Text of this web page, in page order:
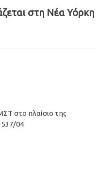
στη Νέα Υόρκη
στο πλαίσιο της
537/04